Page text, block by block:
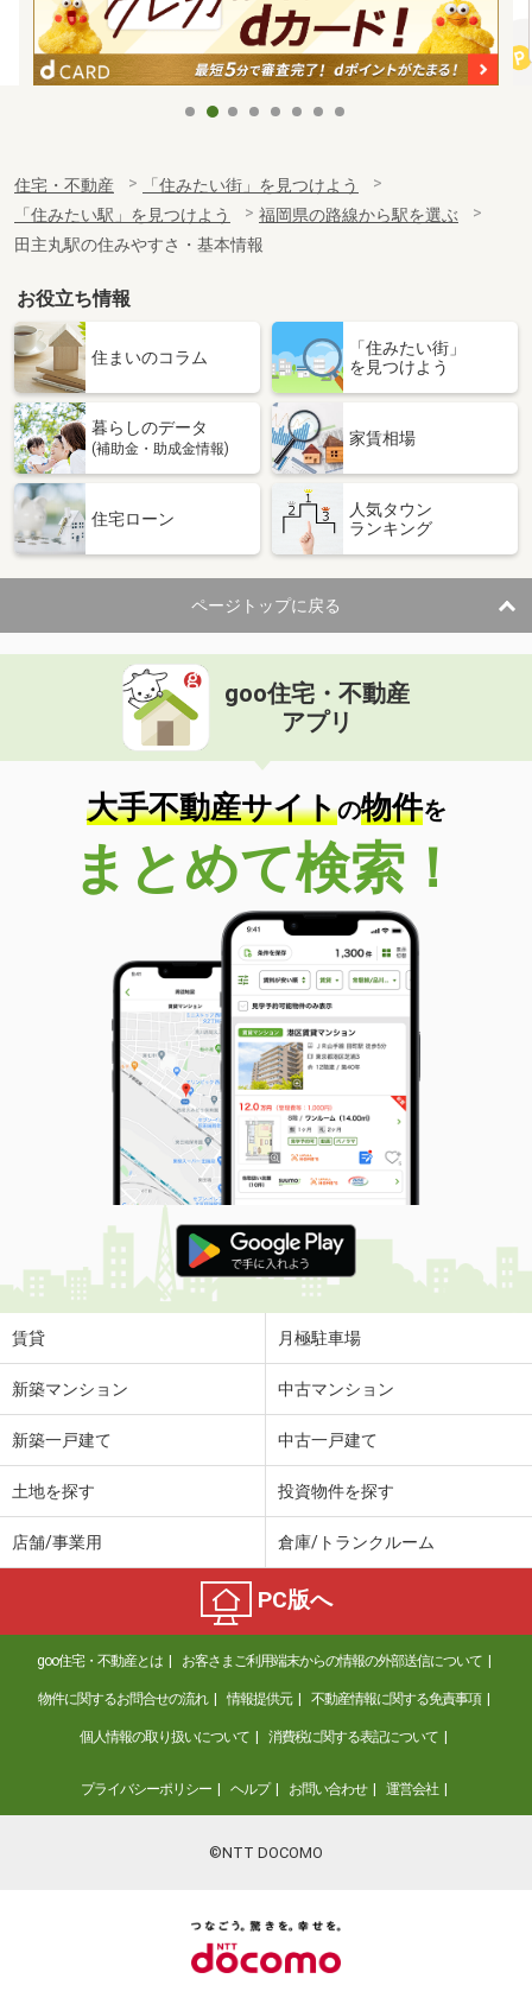
住宅・不動産
「住みたい街」を見つけよう
「住みたい駅」を見つけよう
福岡県の路線から駅を選ぶ
田主丸駅の住みやすさ・基本情報
お役立ち情報
住まいのコラム
「住みたい街」
を見つけよう
暮らしのデータ
(補助金・助成金情報)
家賃相場
住宅ローン
人気タウン
ランキング
ページトップに戻る
goo住宅・不動産
アプリ
大手不動産サイトの物件を
まとめて検索！
賃貸 月極駐車場
新築マンション 中古マンション
新築一戸建て 中古一戸建て
土地を探す 投資物件を探す
店舗/事業用 倉庫/トランクルーム
PC版へ
goo住宅・不動産とは お客さまご利用端末からの情報の外部送信について
物件に関するお問合せの流れ 情報提供元 不動産情報に関する免責事項
個人情報の取り扱いについて 消費税に関する表記について
プライバシーポリシー ヘルプ お問い合わせ 運営会社
©NTT DOCOMO